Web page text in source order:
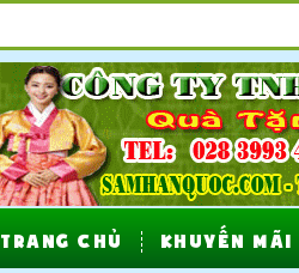
TRANG CHỦ KHUYẾN MÃI